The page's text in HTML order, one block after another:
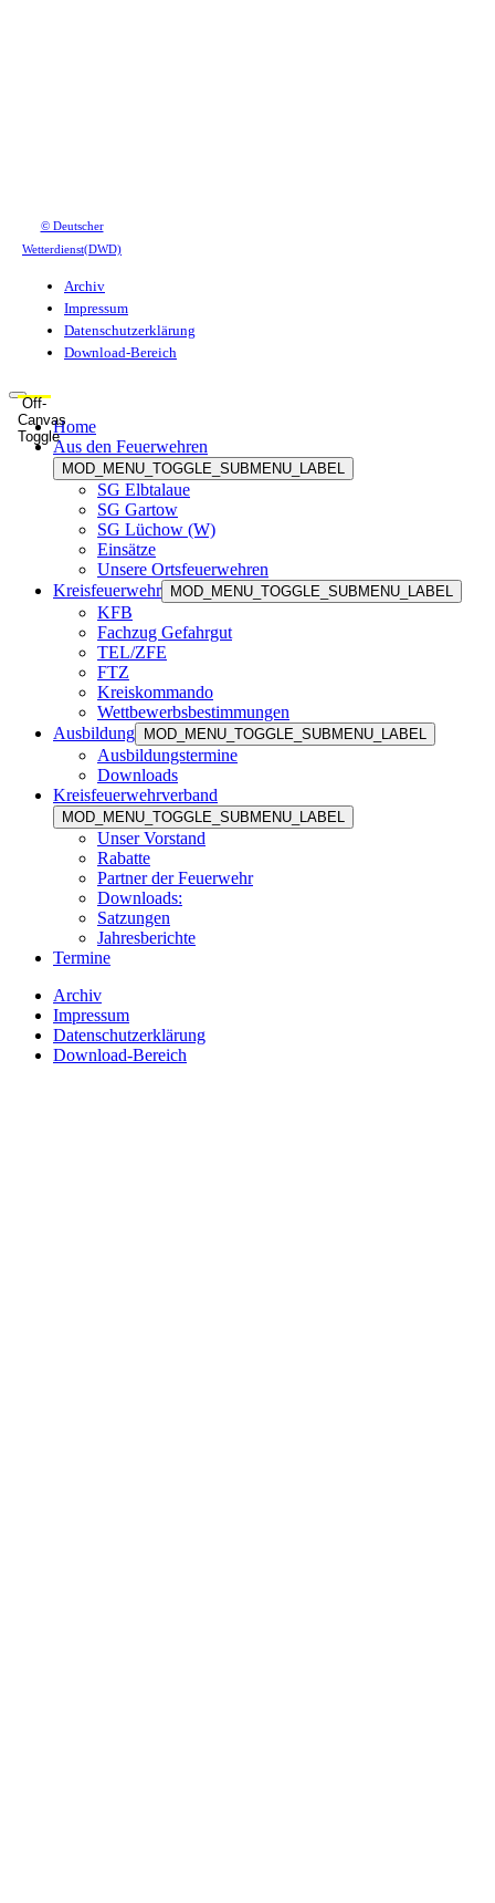
© Deutscher
Wetterdienst(DWD)
Archiv
Impressum
Datenschutzerklärung
Download-Bereich
Off-
Canvas
Toggle
Home
Aus den Feuerwehren
MOD_MENU_TOGGLE_SUBMENU_LABEL
SG Elbtalaue
SG Gartow
SG Lüchow (W)
Einsätze
Unsere Ortsfeuerwehren
Kreisfeuerwehr MOD_MENU_TOGGLE_SUBMENU_LABEL
KFB
Fachzug Gefahrgut
TEL/ZFE
FTZ
Kreiskommando
Wettbewerbsbestimmungen
Ausbildung MOD_MENU_TOGGLE_SUBMENU_LABEL
Ausbildungstermine
Downloads
Kreisfeuerwehrverband
MOD_MENU_TOGGLE_SUBMENU_LABEL
Unser Vorstand
Rabatte
Partner der Feuerwehr
Downloads:
Satzungen
Jahresberichte
Termine
Archiv
Impressum
Datenschutzerklärung
Download-Bereich